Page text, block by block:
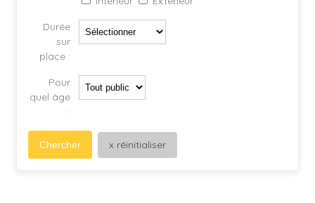
Durée
sur
place :
Pour
quel âge
:
Chercher x réinitialiser